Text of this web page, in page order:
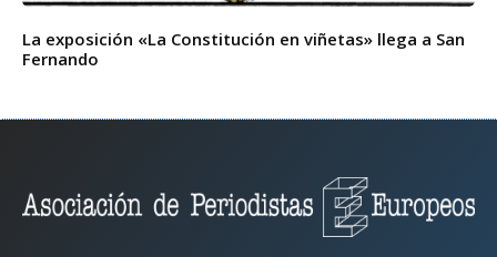
La exposición «La Constitución en viñetas» llega a San
Fernando